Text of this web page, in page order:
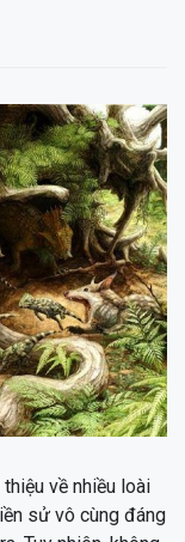
về nhiều loài
sử vô cùng đáng